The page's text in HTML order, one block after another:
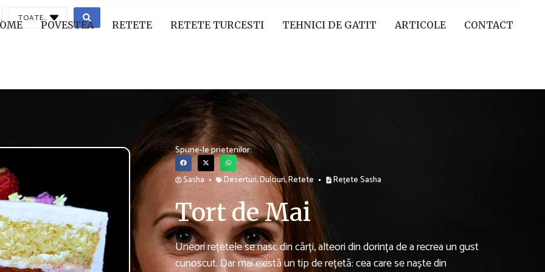
TOATE CATEGORIILE
POVESTEA RETETE RETETE TURCESTI TEHNICI DE GATIT ARTICOLE CONTACT
Spune-le prietenilor:
Sasha Deserturi,Dulciuri,Retete Rețete Sasha
Tort de Mai
Uneori rețetele se nasc din cărți, alteori din dorința de a recrea un gust
cunoscut. Dar mai există un tip de rețetă: cea care se naște din